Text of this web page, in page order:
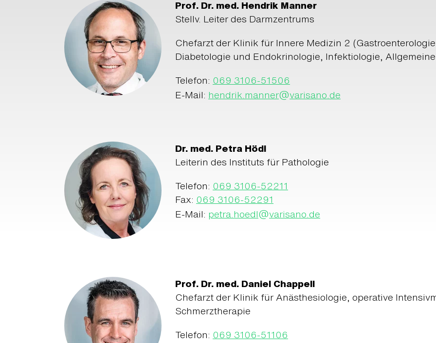
Prof. Dr. med. Hendrik Manner
Stellv. Leiter des Darmzentrums
Chefarzt der Klinik für Innere Medizin 2
Diabetologie und Endokrinologie, Infektiologie,
Telefon: 069 3106-51506
E-Mail: hendrik.manner@varisano.de
Dr. med. Petra Hödl
Leiterin des Instituts für Pathologie
Telefon: 069 3106-52211
Fax: 069 3106-52291
E-Mail: petra.hoedl@varisano.de
Prof. Dr. med. Daniel Chappell
Chefarzt der Klinik für Anästhesiologie, operative
Schmerztherapie
Telefon: 069 3106-51106